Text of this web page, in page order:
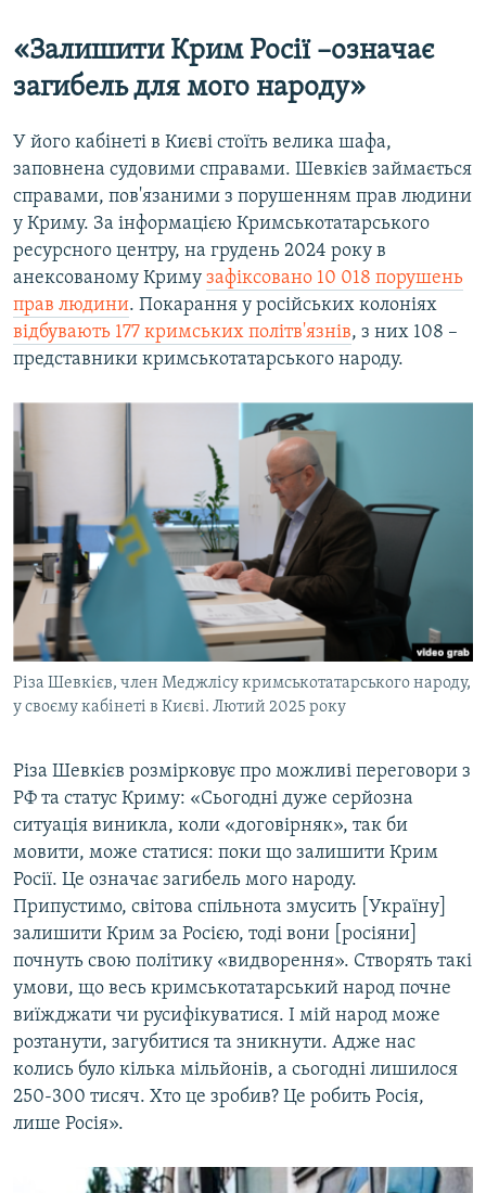
«Залишити Крим Росії –означає
загибель для мого народу»
У його кабінеті в Києві стоїть велика шафа,
заповнена судовими справами. Шевкієв займається
справами, пов'язаними з порушенням прав людини
у Криму. За інформацією Кримськотатарського
ресурсного центру, на грудень 2024 року в
анексованому Криму зафіксовано 10 018 порушень
прав людини. Покарання у російських колоніях
відбувають 177 кримських політв'язнів, з них 108 –
представники кримськотатарського народу.
Різа Шевкієв, член Меджлісу кримськотатарського народу,
у своєму кабінеті в Києві. Лютий 2025 року
Різа Шевкієв розмірковує про можливі переговори з
РФ та статус Криму: «Сьогодні дуже серйозна
ситуація виникла, коли «договірняк», так би
мовити, може статися: поки що залишити Крим
Росії. Це означає загибель мого народу.
Припустимо, світова спільнота змусить [Україну]
залишити Крим за Росією, тоді вони [росіяни]
почнуть свою політику «видворення». Створять такі
умови, що весь кримськотатарський народ почне
виїжджати чи русифікуватися. І мій народ може
розтанути, загубитися та зникнути. Адже нас
колись було кілька мільйонів, а сьогодні лишилося
250-300 тисяч. Хто це зробив? Це робить Росія,
лише Росія».